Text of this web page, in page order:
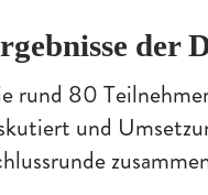
der
rund 80
und